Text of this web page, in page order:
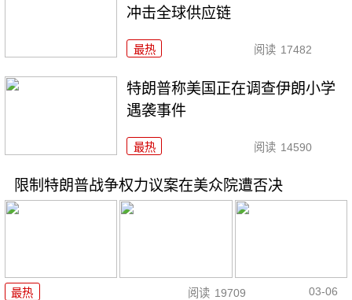
冲击全球供应链
最热 阅读 17482
特朗普称美国正在调查伊朗小学
遇袭事件
最热 阅读 14590
限制特朗普战争权力议案在美众院遭否决
最热 阅读 19709 03-06